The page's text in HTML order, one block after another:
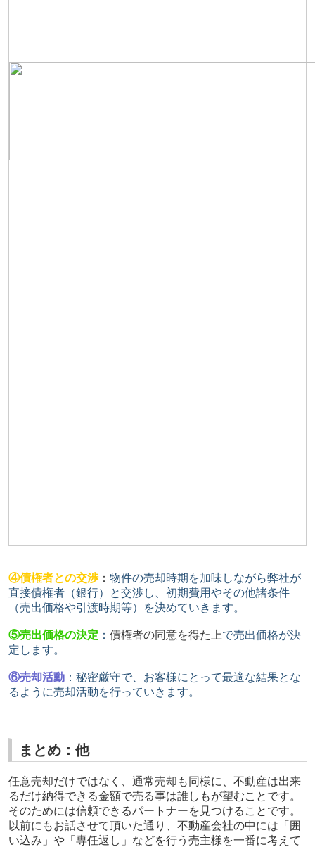
④債権者との交渉： 物件の売却時期を加味しながら弊社が
直接債権者（銀行）と交渉し、初期費用やその他諸条件
（売出価格や引渡時期等）を決めていきます。
⑤売出価格の決定 ： 債権者の同意を得た上で売出価格が決
定します。
⑥売却活動： 秘密厳守で、お客様にとって最適な結果とな
るように売却活動を⾏っていきます。
まとめ：他
任意売却だけではなく、通常売却も同様に、不動産は出来
るだけ納得できる金額で売る事は誰しもが望むことです。
そのためには信頼できるパートナーを見つけることです。
以前にもお話させて頂いた通り、不動産会社の中には「囲
い込み」や「専任返し」などを行う売主様を一番に考えて